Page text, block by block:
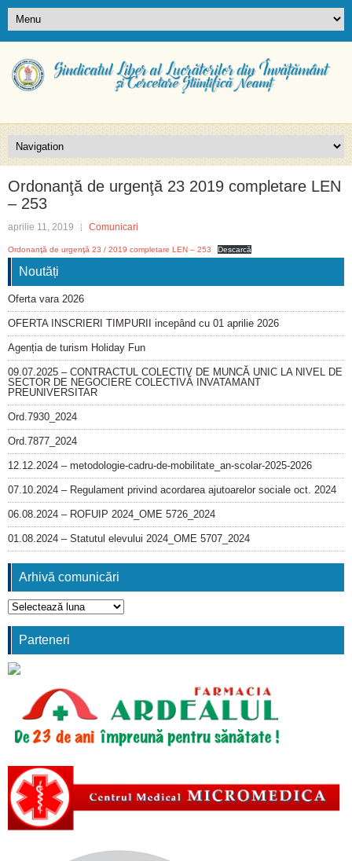
Ordonanţă de urgenţă 23 2019 completare LEN
– 253
aprilie 11, 2019 Comunicari
Ordonanţă de urgenţă 23 / 2019 completare LEN – 253 Descarcă
Noutăți
Oferta vara 2026
OFERTA INSCRIERI TIMPURII incepând cu 01 aprilie 2026
Agenția de turism Holiday Fun
09.07.2025 – CONTRACTUL COLECTIV DE MUNCĂ UNIC LA NIVEL DE
SECTOR DE NEGOCIERE COLECTIVĂ INVATAMANT
PREUNIVERSITAR
Ord.7930_2024
Ord.7877_2024
12.12.2024 – metodologie-cadru-de-mobilitate_an-scolar-2025-2026
07.10.2024 – Regulament privind acordarea ajutoarelor sociale oct. 2024
06.08.2024 – ROFUIP 2024_OME 5726_2024
01.08.2024 – Statutul elevului 2024_OME 5707_2024
Arhivă comunicări
Arhivă
comunicări
Parteneri